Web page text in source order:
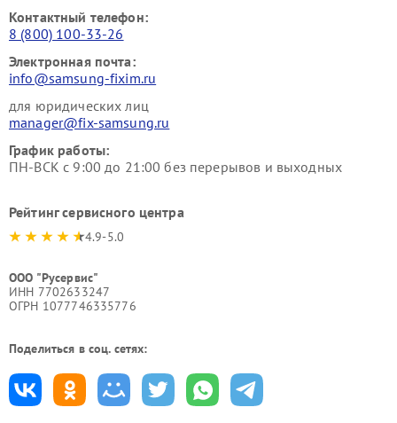
Контактный телефон:
8 (800) 100-33-26
Электронная почта:
info@samsung-fixim.ru
для юридических лиц
manager@fix-samsung.ru
График работы:
ПН-ВСК с 9:00 до 21:00 без перерывов и выходных
Рейтинг сервисного центра
4.9-5.0
ООО "Русервис"
ИНН 7702633247
ОГРН 1077746335776
Поделиться в соц. сетях: